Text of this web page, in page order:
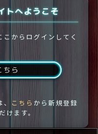
へようこそ
からログインしてく
ちら
こちら から新規登録
けます。